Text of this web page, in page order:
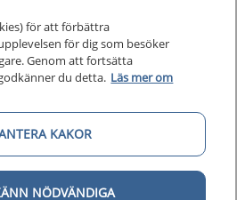
för att förbättra
för dig som besöker
Genom att fortsätta
du detta. Läs mer om
KAKOR
NÖDVÄNDIGA